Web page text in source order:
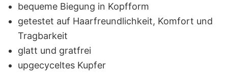
bequeme Biegung in Kopfform
getestet auf Haarfreundlichkeit, Komfort und
Tragbarkeit
glatt und gratfrei
upgecyceltes Kupfer